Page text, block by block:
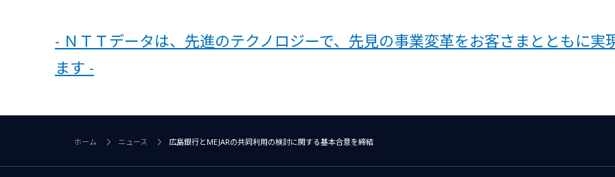
- ＮＴＴデータは、先進のテクノロジーで、先見の事業変革をお客さまとともに実
ます -
ホーム ニュース 広島銀行とMEJARの共同利用の検討に関する基本合意を締結